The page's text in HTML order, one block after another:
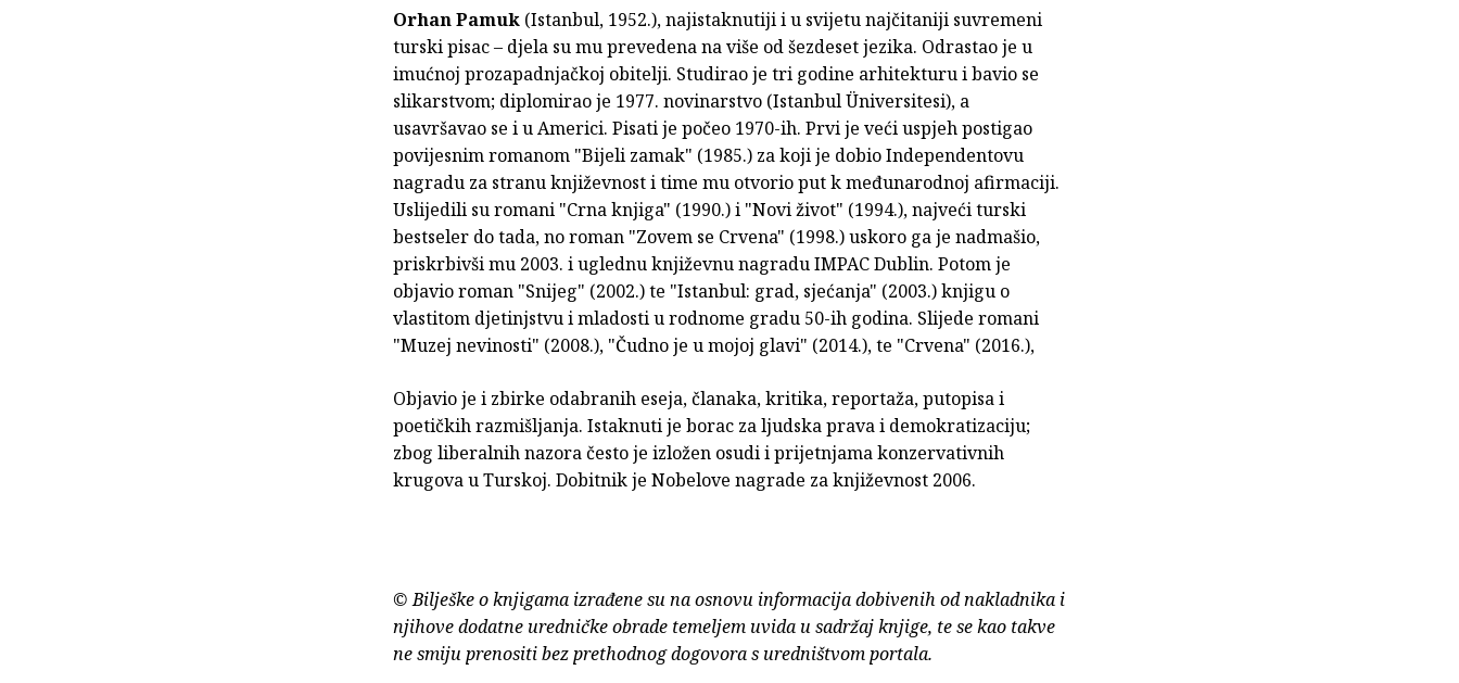
Orhan Pamuk (Istanbul, 1952.), najistaknutiji i u svijetu najčitaniji suvremeni
turski pisac – djela su mu prevedena na više od šezdeset jezika. Odrastao je u
imućnoj prozapadnjačkoj obitelji. Studirao je tri godine arhitekturu i bavio se
slikarstvom; diplomirao je 1977. novinarstvo (Istanbul Üniversitesi), a
usavršavao se i u Americi. Pisati je počeo 1970-ih. Prvi je veći uspjeh postigao
povijesnim romanom "Bijeli zamak" (1985.) za koji je dobio Independentovu
nagradu za stranu književnost i time mu otvorio put k međunarodnoj afirmaciji.
Uslijedili su romani "Crna knjiga" (1990.) i "Novi život" (1994.), najveći turski
bestseler do tada, no roman "Zovem se Crvena" (1998.) uskoro ga je nadmašio,
priskrbivši mu 2003. i uglednu književnu nagradu IMPAC Dublin. Potom je
objavio roman "Snijeg" (2002.) te "Istanbul: grad, sjećanja" (2003.) knjigu o
vlastitom djetinjstvu i mladosti u rodnome gradu 50-ih godina. Slijede romani
"Muzej nevinosti" (2008.), "Čudno je u mojoj glavi" (2014.), te "Crvena" (2016.),
Objavio je i zbirke odabranih eseja, članaka, kritika, reportaža, putopisa i
poetičkih razmišljanja. Istaknuti je borac za ljudska prava i demokratizaciju;
zbog liberalnih nazora često je izložen osudi i prijetnjama konzervativnih
krugova u Turskoj. Dobitnik je Nobelove nagrade za književnost 2006.
© Bilješke o knjigama izrađene su na osnovu informacija dobivenih od nakladnika i
njihove dodatne uredničke obrade temeljem uvida u sadržaj knjige, te se kao takve
ne smiju prenositi bez prethodnog dogovora s uredništvom portala.